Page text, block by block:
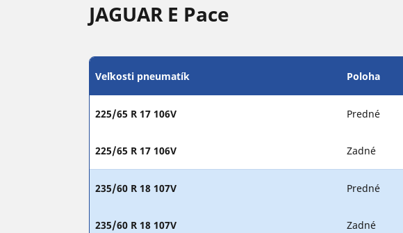
JAGUAR E Pace
Veľkosti pneumatík Poloha
225/65 R 17 106V Predné
225/65 R 17 106V Zadné
235/60 R 18 107V Predné
235/60 R 18 107V Zadné